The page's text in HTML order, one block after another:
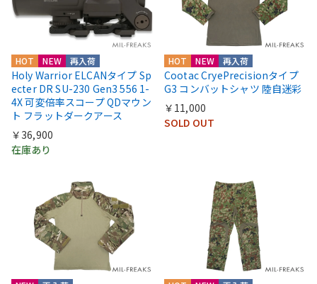
HOT NEW 再入荷
Holy Warrior ELCANタイプ Sp
ecter DR SU-230 Gen3 556 1-
4X 可変倍率スコープ QDマウン
ト フラットダークアース
￥36,900
在庫あり
HOT NEW 再入荷
Cootac CryePrecisionタイプ
G3 コンバットシャツ 陸自迷彩
￥11,000
SOLD OUT